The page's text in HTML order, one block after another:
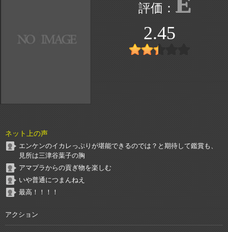
2.45
ネット上の声
エンケンのイカレっぷりが堪能できるのでは？と期待して鑑賞も、
見所は三津谷葉子の胸
アマプラからの貢ぎ物を楽しむ
いや普通につまんねえ
最高！！！！
アクション